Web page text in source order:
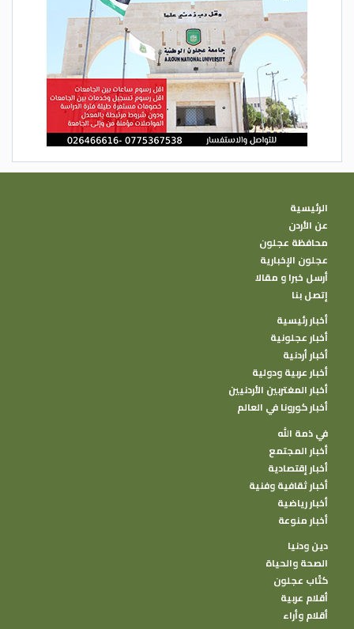
الرئيسية
عن الأردن
محافظة عجلون
عجلون الإخبارية
أرسل خبرا و مقالا
إتصل بنا
أخبار رئيسية
أخبار عجلونية
أخبار أردنية
أخبار عربية ودولية
أخبار المغتربين الأردنيين
أخبار كورونا في العالم
في ذمة الله
أخبار المجتمع
أخبار إقتصادية
أخبار ثقافية وفنية
أخبار رياضية
أخبار منوعة
دين ودنيا
الصحة والحياة
كتًاب عجلون
أقلام عربية
أقلام وأراء